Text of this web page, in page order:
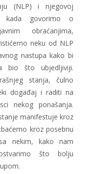
(NLP) i njegovoj
kada govorimo o
obraćanjima,
neku od NLP
nastupa kako bi
bio što ubjedljiviji.
stanja, čulno
događaj i raditi na
nekog ponašanja.
manifestuje kroz
kroz posebnu
nekim, kako nam
što bolju